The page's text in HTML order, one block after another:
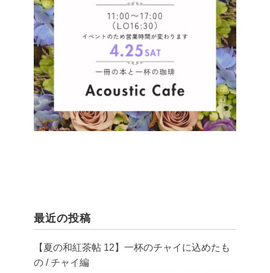
最近の投稿
【夏の和紅茶帖 12】一杯のチャイに込めたも
の / チャイ編